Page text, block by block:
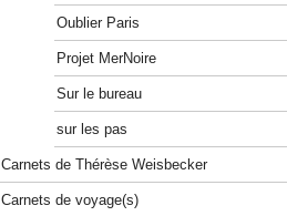
Oublier Paris
Projet MerNoire
Sur le bureau
sur les pas
Carnets de Thérèse Weisbecker
Carnets de voyage(s)